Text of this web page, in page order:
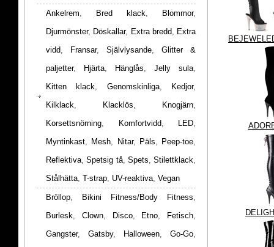
Ankelrem, Bred klack, Blommor,
Djurmönster, Döskallar, Extra bredd, Extra
vidd, Fransar, Självlysande, Glitter &
paljetter, Hjärta, Hänglås, Jelly sula,
Kitten klack, Genomskinliga, Kedjor,
Kilklack, Klacklös, Knogjärn,
Korsettsnörning, Komfortvidd, LED,
Myntinkast, Mesh, Nitar, Päls, Peep-toe,
Reflektiva,Spetsig tå, Spets, Stilettklack,
Stålhätta, T-strap, UV-reaktiva, Vegan
Bröllop, Bikini Fitness/Body Fitness,
Burlesk, Clown, Disco, Etno, Fetisch,
Gangster, Gatsby, Halloween, Go-Go,